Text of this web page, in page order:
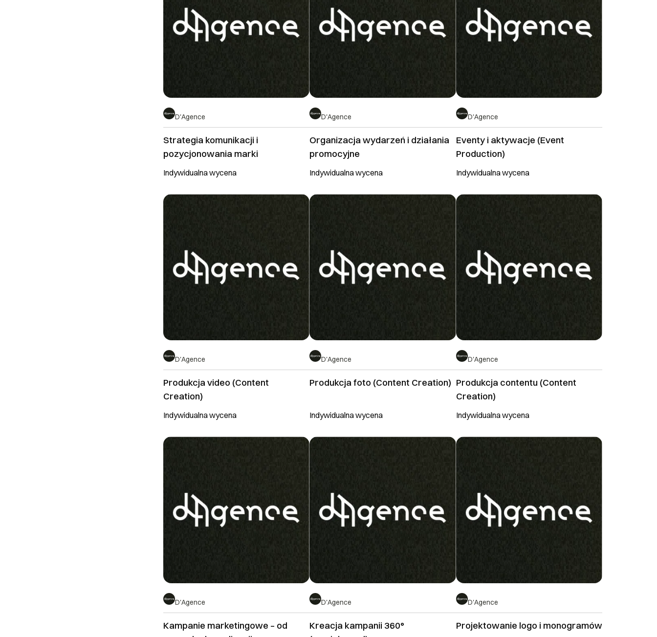
D'Agence
Strategia komunikacji i
pozycjonowania marki
Indywidualna wycena
D'Agence
Organizacja wydarzeń i działania
promocyjne
Indywidualna wycena
D'Agence
Eventy i aktywacje (Event
Production)
Indywidualna wycena
D'Agence
Produkcja video (Content
Creation)
Indywidualna wycena
D'Agence
Produkcja foto (Content Creation)
Indywidualna wycena
D'Agence
Produkcja contentu (Content
Creation)
Indywidualna wycena
D'Agence
Kampanie marketingowe – od
D'Agence
Kreacja kampanii 360°
D'Agence
Projektowanie logo i monogramów